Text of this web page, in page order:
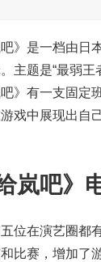
吧》是一档由
主题是“最弱
吧》有一支固
戏中展现出自
给岚吧》
位在演艺圈都
比赛，增加了